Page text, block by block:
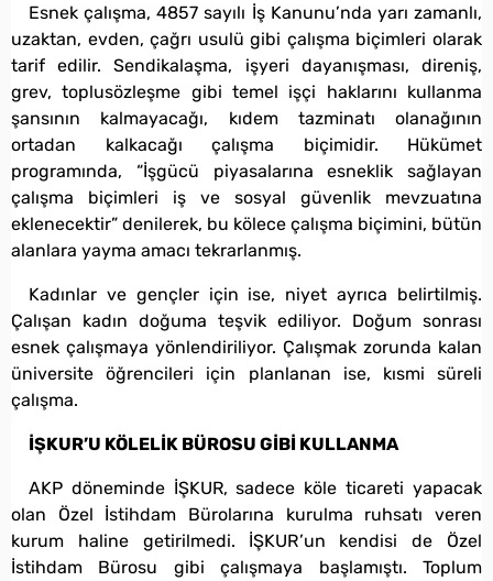
Esnek çalışma, 4857 sayılı İş Kanunu’nda yarı zamanlı,
uzaktan, evden, çağrı usulü gibi çalışma biçimleri olarak
tarif edilir. Sendikalaşma, işyeri dayanışması, direniş,
grev, toplusözleşme gibi temel işçi haklarını kullanma
şansının kalmayacağı, kıdem tazminatı olanağının
ortadan kalkacağı çalışma biçimidir. Hükümet
programında, “İşgücü piyasalarına esneklik sağlayan
çalışma biçimleri iş ve sosyal güvenlik mevzuatına
eklenecektir” denilerek, bu kölece çalışma biçimini, bütün
alanlara yayma amacı tekrarlanmış.
Kadınlar ve gençler için ise, niyet ayrıca belirtilmiş.
Çalışan kadın doğuma teşvik ediliyor. Doğum sonrası
esnek çalışmaya yönlendiriliyor. Çalışmak zorunda kalan
üniversite öğrencileri için planlanan ise, kısmi süreli
çalışma.
İŞKUR’U KÖLELİK BÜROSU GİBİ KULLANMA
AKP döneminde İŞKUR, sadece köle ticareti yapacak
olan Özel İstihdam Bürolarına kurulma ruhsatı veren
kurum haline getirilmedi. İŞKUR’un kendisi de Özel
İstihdam Bürosu gibi çalışmaya başlamıştı. Toplum